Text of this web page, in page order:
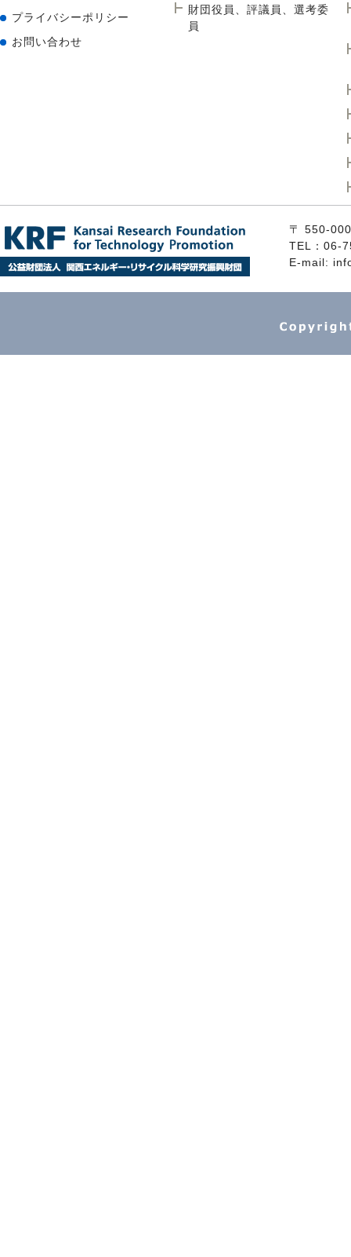
プライバシーポリシー
お問い合わせ
財団役員、評議員、選考委
員
〒 550-
TEL：06-
E-mail: